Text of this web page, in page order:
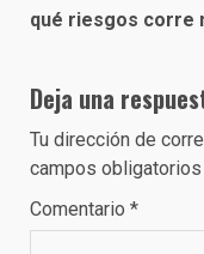
qué riesgos corre
Deja una
Tu dirección de
campos
Comentario *